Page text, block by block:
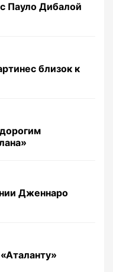
Пауло Дибалой
близок к
Дженнаро